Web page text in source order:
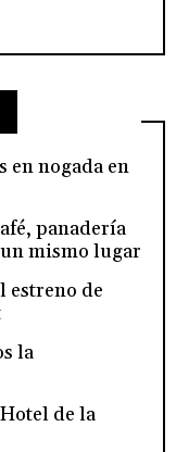
en nogada en
panadería
mismo lugar
estreno de
la
de la